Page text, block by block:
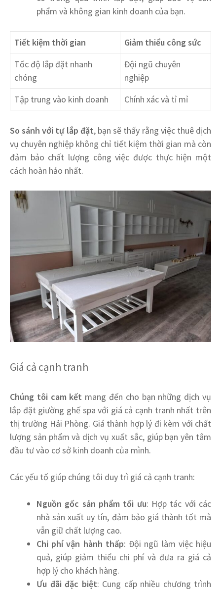
phẩm và không gian kinh doanh của bạn.
Tiết kiệm thời gian
Giảm thiểu công sức
Tốc độ lắp đặt nhanh
chóng
Đội ngũ chuyên
nghiệp
Tập trung vào kinh doanh
Chính xác và tỉ mỉ
So sánh với tự lắp đặt, bạn sẽ thấy rằng việc thuê dịch
vụ chuyên nghiệp không chỉ tiết kiệm thời gian mà còn
đảm bảo chất lượng công việc được thực hiện một
cách hoàn hảo nhất.
Giá cả cạnh tranh
Chúng tôi cam kết mang đến cho bạn những dịch vụ
lắp đặt giường ghế spa với giá cả cạnh tranh nhất trên
thị trường Hải Phòng. Giá thành hợp lý đi kèm với chất
lượng sản phẩm và dịch vụ xuất sắc, giúp bạn yên tâm
đầu tư vào cơ sở kinh doanh của mình.
Các yếu tố giúp chúng tôi duy trì giá cả cạnh tranh:
Nguồn gốc sản phẩm tối ưu: Hợp tác với các
nhà sản xuất uy tín, đảm bảo giá thành tốt mà
vẫn giữ chất lượng cao.
Chi phí vận hành thấp: Đội ngũ làm việc hiệu
quả, giúp giảm thiểu chi phí và đưa ra giá cả
hợp lý cho khách hàng.
Ưu đãi đặc biệt: Cung cấp nhiều chương trình